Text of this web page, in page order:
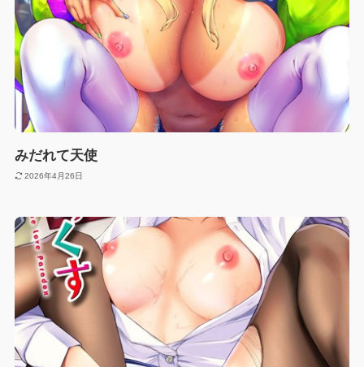
みだれて天使
2026年4月26日